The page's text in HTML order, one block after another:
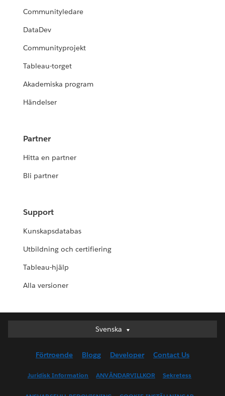
Communityledare
DataDev
Communityprojekt
Tableau-torget
Akademiska program
Händelser
Partner
Hitta en partner
Bli partner
Support
Kunskapsdatabas
Utbildning och certifiering
Tableau-hjälp
Alla versioner
Svenska
Svenska
English (UK)
English (US)
Förtroende Blogg Developer Contact Us
Juridisk Information ANVÄNDARVILLKOR Sekretess